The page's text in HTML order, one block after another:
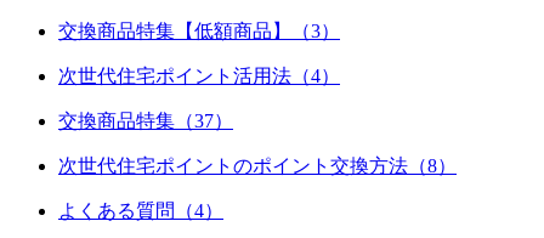
交換商品特集【低額商品】（3）
次世代住宅ポイント活用法（4）
交換商品特集（37）
次世代住宅ポイントのポイント交換方法（8）
よくある質問（4）